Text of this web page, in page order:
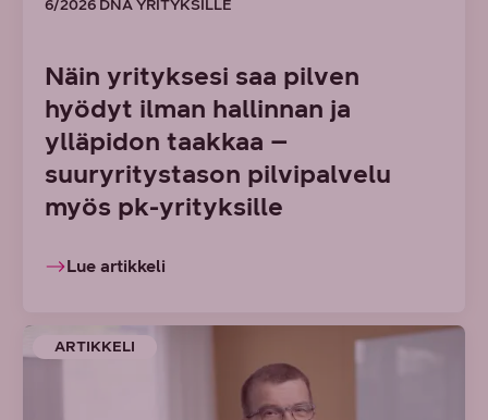
6/2026 DNA YRITYKSILLE
Näin yrityksesi saa pilven
hyödyt ilman hallinnan ja
ylläpidon taakkaa –
suuryritystason pilvipalvelu
myös pk-yrityksille
Lue artikkeli
ARTIKKELI